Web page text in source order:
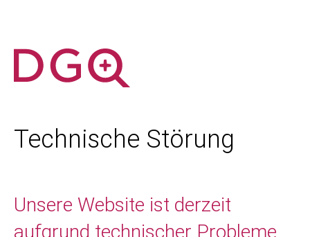
Technische Störung
Unsere Website ist derzeit
aufgrund technischer Probleme